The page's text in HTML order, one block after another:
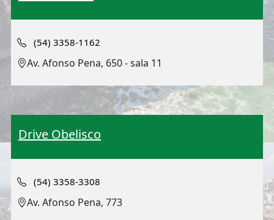
(54) 3358-1162
Av. Afonso Pena, 650 - sala 11
Drive Obelisco
(54) 3358-3308
Av. Afonso Pena, 773